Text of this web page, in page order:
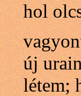
hol
új
létem;